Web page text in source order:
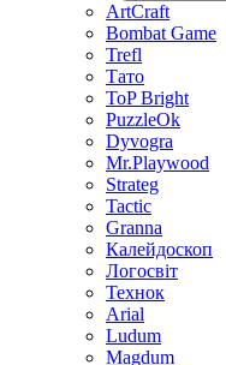
ArtCraft
Bombat Game
Trefl
Тато
ToP Bright
PuzzleOk
Dyvogra
Mr.Playwood
Strateg
Tactic
Granna
Калейдоскоп
Логосвіт
Технок
Arial
Ludum
Magdum